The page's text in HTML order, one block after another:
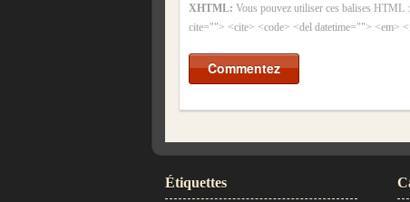
XHTML: Vous pouvez utiliser ces balises HTML :
cite=""> <cite> <code> <del datetime=""> <em>
Étiquettes